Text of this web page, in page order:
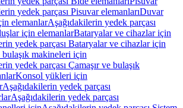
yedek parçası Pisuvar elemanlarıDuvar
elemanlarAşağıdakilerin yedek parçası
için elemanlarBataryalar ve cihazlar için
yedek parçası Bataryalar ve cihazlar için
bulaşık makineleri için
yedek parçası Çamaşır ve bulaşık
Konsol yükleri için
Aşağıdakilerin yedek parçası
Aşağıdakilerin yedek parçası